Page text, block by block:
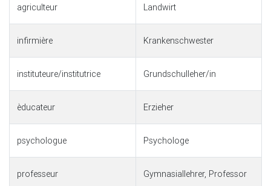
agriculteur Landwirt
infirmière Krankenschwester
instituteure/institutrice Grundschulleher/in
èducateur Erzieher
psychologue Psychologe
professeur Gymnasiallehrer, Professor